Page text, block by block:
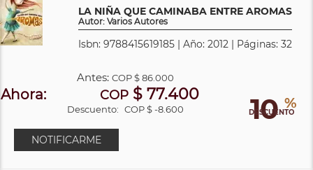
LA NIÑA QUE CAMINABA ENTRE AROMAS
Autor: Varios Autores
Isbn: 9788415619185 | Año: 2012 | Páginas: 32
10 %
DESCUENTO
Antes: COP$ 86.000
Ahora: COP $ 77.400
Descuento: COP $ -8.600
NOTIFICARME